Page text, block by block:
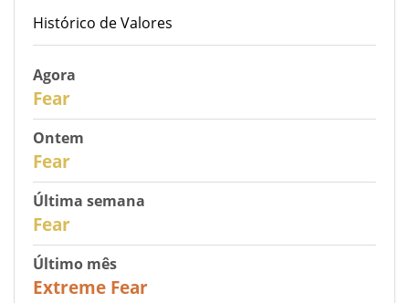
Histórico de Valores
Agora
Fear
Ontem
Fear
Última semana
Fear
Último mês
Extreme Fear